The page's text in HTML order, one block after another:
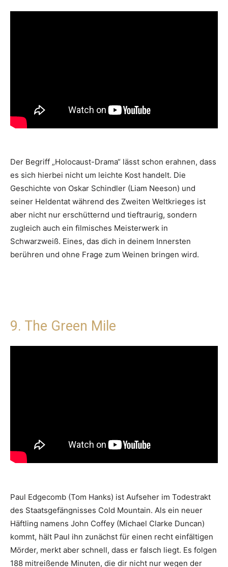
Der Begriff „Holocaust-Drama“ lässt schon erahnen, dass
es sich hierbei nicht um leichte Kost handelt. Die
Geschichte von Oskar Schindler (Liam Neeson) und
seiner Heldentat während des Zweiten Weltkrieges ist
aber nicht nur erschütternd und tieftraurig, sondern
zugleich auch ein filmisches Meisterwerk in
Schwarzweiß. Eines, das dich in deinem Innersten
berühren und ohne Frage zum Weinen bringen wird.
9. The Green Mile
Paul Edgecomb (Tom Hanks) ist Aufseher im Todestrakt
des Staatsgefängnisses Cold Mountain. Als ein neuer
Häftling namens John Coffey (Michael Clarke Duncan)
kommt, hält Paul ihn zunächst für einen recht einfältigen
Mörder, merkt aber schnell, dass er falsch liegt. Es folgen
188 mitreißende Minuten, die dir nicht nur wegen der